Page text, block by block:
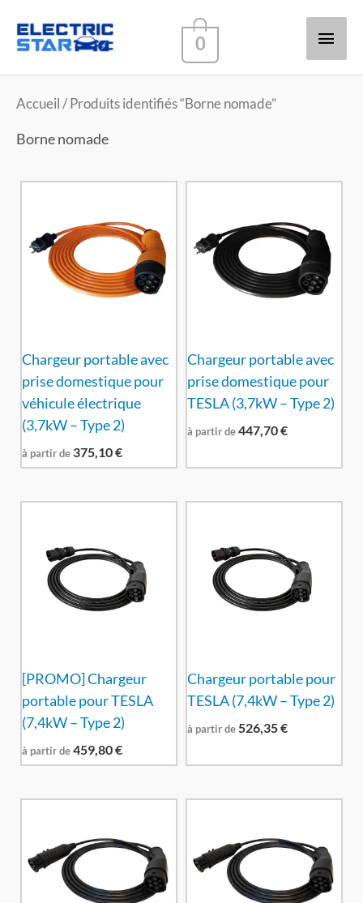
0
Accueil / Produits identifiés “Borne nomade”
Borne nomade
Chargeur portable avec
prise domestique pour
véhicule électrique
(3,7kW – Type 2)
à partir de 375,10€
Chargeur portable avec
prise domestique pour
TESLA (3,7kW – Type 2)
à partir de447,70€
[PROMO] Chargeur
portable pour TESLA
(7,4kW – Type 2)
à partir de459,80€
Chargeur portable pour
TESLA (7,4kW – Type 2)
à partir de526,35€